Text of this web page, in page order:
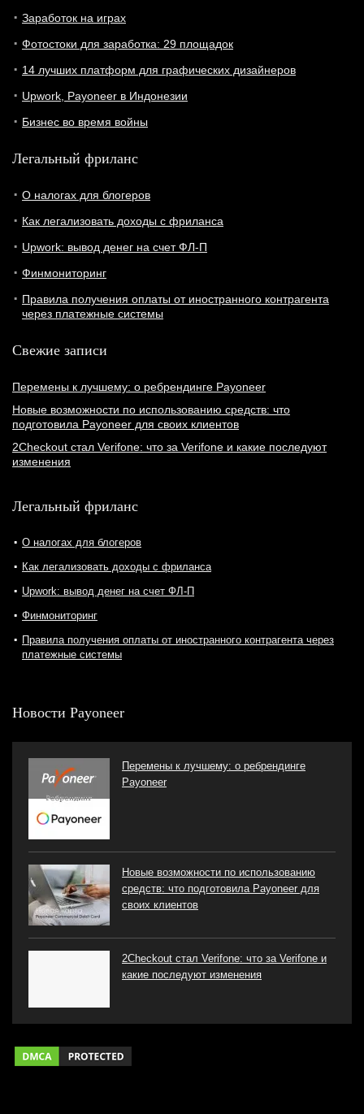
Заработок на играх
Фотостоки для заработка: 29 площадок
14 лучших платформ для графических дизайнеров
Upwork, Payoneer в Индонезии
Бизнес во время войны
Легальный фриланс
О налогах для блогеров
Как легализовать доходы с фриланса
Upwork: вывод денег на счет ФЛ-П
Финмониторинг
Правила получения оплаты от иностранного контрагента
через платежные системы
Свежие записи
Перемены к лучшему: о ребрендинге Payoneer
Новые возможности по использованию средств: что
подготовила Payoneer для своих клиентов
2Checkout стал Verifone: что за Verifone и какие последуют
изменения
Легальный фриланс
О налогах для блогеров
Как легализовать доходы с фриланса
Upwork: вывод денег на счет ФЛ-П
Финмониторинг
Правила получения оплаты от иностранного контрагента через
платежные системы
Новости Payoneer
Перемены к лучшему: о ребрендинге
Payoneer
Новые возможности по использованию
средств: что подготовила Payoneer для
своих клиентов
2Checkout стал Verifone: что за Verifone и
какие последуют изменения